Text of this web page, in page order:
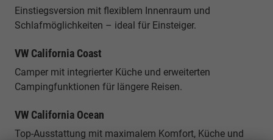
Einstiegsversion mit flexiblem Innenraum und
Schlafmöglichkeiten – ideal für Einsteiger.
VW California Coast
Camper mit integrierter Küche und erweiterten
Campingfunktionen für längere Reisen.
VW California Ocean
Top-Ausstattung mit maximalem Komfort, Küche und